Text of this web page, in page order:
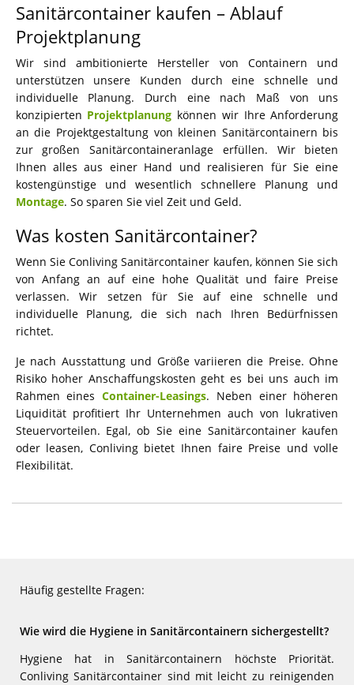
Sanitärcontainer kaufen – Ablauf
Projektplanung
Wir sind ambitionierte Hersteller von Containern und
unterstützen unsere Kunden durch eine schnelle und
individuelle Planung. Durch eine nach Maß von uns
konzipierten Projektplanung können wir Ihre Anforderung
an die Projektgestaltung von kleinen Sanitärcontainern bis
zur großen Sanitärcontaineranlage erfüllen. Wir bieten
Ihnen alles aus einer Hand und realisieren für Sie eine
kostengünstige und wesentlich schnellere Planung und
Montage. So sparen Sie viel Zeit und Geld.
Was kosten Sanitärcontainer?
Wenn Sie Conliving Sanitärcontainer kaufen, können Sie sich
von Anfang an auf eine hohe Qualität und faire Preise
verlassen. Wir setzen für Sie auf eine schnelle und
individuelle Planung, die sich nach Ihren Bedürfnissen
richtet.
Je nach Ausstattung und Größe variieren die Preise. Ohne
Risiko hoher Anschaffungskosten geht es bei uns auch im
Rahmen einesContainer-Leasings. Neben einer höheren
Liquidität profitiert Ihr Unternehmen auch von lukrativen
Steuervorteilen. Egal, ob Sie eine Sanitärcontainer kaufen
oder leasen, Conliving bietet Ihnen faire Preise und volle
Flexibilität.
Häufig gestellte Fragen:
Wie wird die Hygiene in Sanitärcontainern sichergestellt?
Hygiene hat in Sanitärcontainern höchste Priorität.
Conliving Sanitärcontainer sind mit leicht zu reinigenden